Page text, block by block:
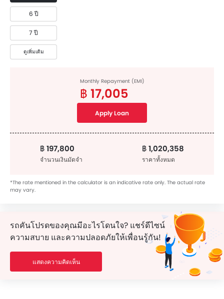
6 ปี
7 ปี
ดูเพิ่มเติม
Monthly Repayment (EMI)
฿ 17,005
Apply Loan
฿ 197,800
จำนวนเงินมัดจำ
฿ 1,020,358
ราคาทั้งหมด
*The rate mentioned in the calculator is an indicative rate only. The actual rate
may vary.
รถคันโปรดของคุณมีอะไรโดนใจ? แชร์ดีไซน์
ความสบาย และความปลอดภัยให้เพื่อนรู้กัน!
แสดงความคิดเห็น